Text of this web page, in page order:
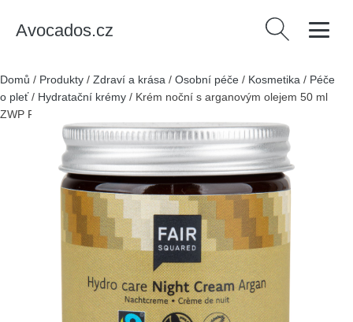
Avocados.cz Vyhledávání
Domů / Produkty / Zdraví a krása / Osobní péče / Kosmetika / Péče
o pleť/ Hydratační krémy / Krém noční s arganovým olejem 50 ml
ZWP FAIR SQUARED